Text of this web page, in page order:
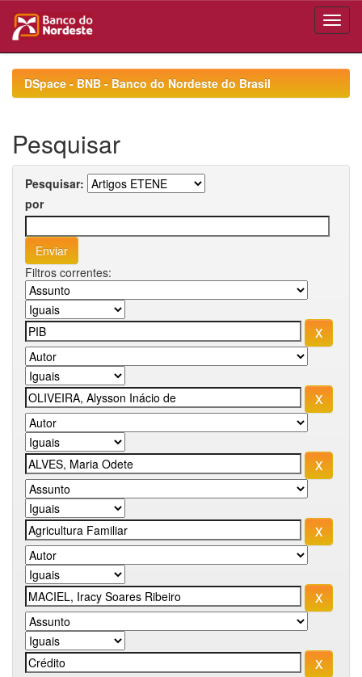
navigationDSpace - BNB - Banco do Nordeste do Brasil
Pesquisar
Pesquisar:
por
Filtros correntes: